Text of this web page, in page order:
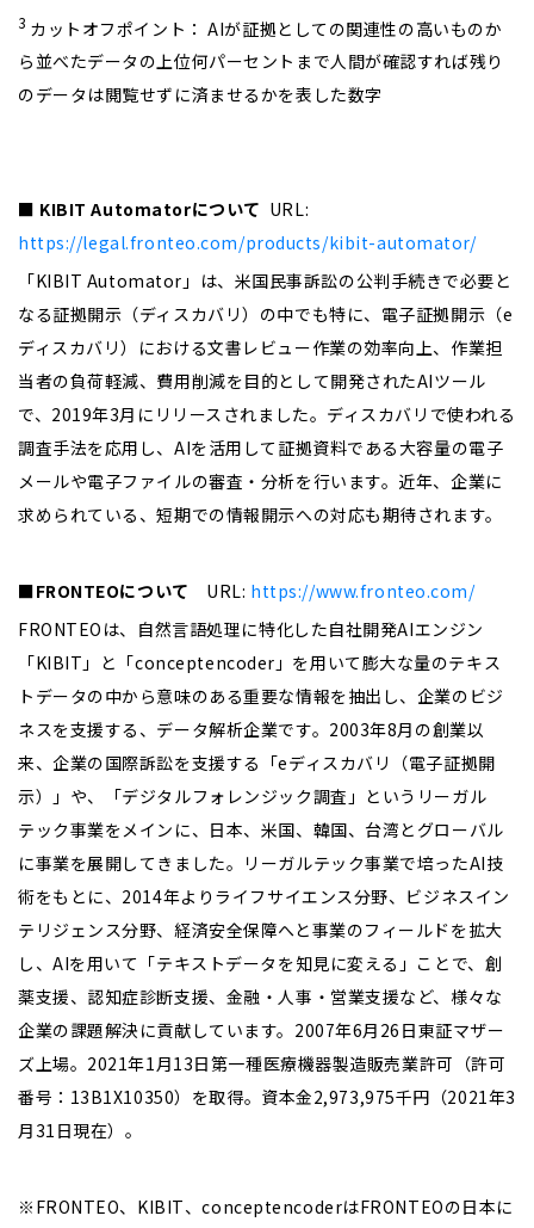
3 カットオフポイント： AIが証拠としての関連性の高いものか
ら並べたデータの上位何パーセントまで人間が確認すれば残り
のデータは閲覧せずに済ませるかを表した数字
■ KIBIT Automatorについて URL:
https://legal.fronteo.com/products/kibit-automator/
「KIBIT Automator」は、米国民事訴訟の公判手続きで必要と
なる証拠開示（ディスカバリ）の中でも特に、電子証拠開示（e
ディスカバリ）における文書レビュー作業の効率向上、作業担
当者の負荷軽減、費用削減を目的として開発されたAIツール
で、2019年3月にリリースされました。ディスカバリで使われる
調査手法を応用し、AIを活用して証拠資料である大容量の電子
メールや電子ファイルの審査・分析を行います。近年、企業に
求められている、短期での情報開示への対応も期待されます。
■FRONTEOについて URL: https://www.fronteo.com/
FRONTEOは、自然言語処理に特化した自社開発AIエンジン
「KIBIT」と「conceptencoder」を用いて膨大な量のテキス
トデータの中から意味のある重要な情報を抽出し、企業のビジ
ネスを支援する、データ解析企業です。2003年8月の創業以
来、企業の国際訴訟を支援する「eディスカバリ（電子証拠開
示）」や、「デジタルフォレンジック調査」というリーガル
テック事業をメインに、日本、米国、韓国、台湾とグローバル
に事業を展開してきました。リーガルテック事業で培ったAI技
術をもとに、2014年よりライフサイエンス分野、ビジネスイン
テリジェンス分野、経済安全保障へと事業のフィールドを拡大
し、AIを用いて「テキストデータを知見に変える」ことで、創
薬支援、認知症診断支援、金融・人事・営業支援など、様々な
企業の課題解決に貢献しています。2007年6月26日東証マザー
ズ上場。2021年1月13日第一種医療機器製造販売業許可（許可
番号：13B1X10350）を取得。資本金2,973,975千円（2021年3
月31日現在）。
※FRONTEO、KIBIT、conceptencoderはFRONTEOの日本に